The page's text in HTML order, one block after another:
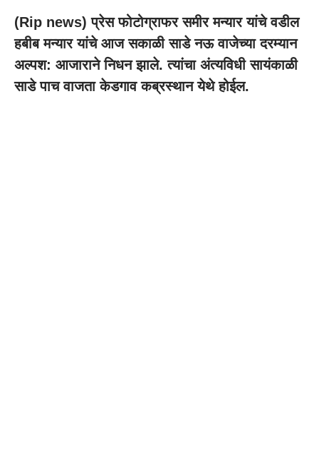
(Rip news) प्रेस फोटोग्राफर समीर मन्यार यांचे वडील
हबीब मन्यार यांचे आज सकाळी साडे नऊ वाजेच्या दरम्यान
अल्पश: आजाराने निधन झाले. त्यांचा अंत्यविधी सायंकाळी
साडे पाच वाजता केडगाव कब्रस्थान येथे होईल.